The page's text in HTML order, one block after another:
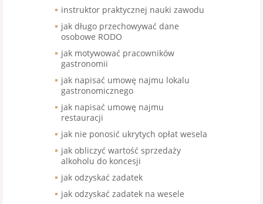
instruktor praktycznej nauki zawodu
jak długo przechowywać dane
osobowe RODO
jak motywować pracowników
gastronomii
jak napisać umowę najmu lokalu
gastronomicznego
jak napisać umowę najmu
restauracji
jak nie ponosić ukrytych opłat wesela
jak obliczyć wartość sprzedaży
alkoholu do koncesji
jak odzyskać zadatek
jak odzyskać zadatek na wesele